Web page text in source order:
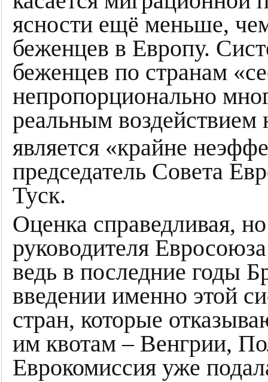
ясности ещё меньше,
беженцев в Европу.
беженцев по странам
непропорционально
реальным воздействием
является «крайне
председатель Совета
Туск.
Оценка справедливая,
руководителя
ведь в последние годы
введении именно этой
стран, которые
им квотам – Венгрии,
Еврокомиссия уже